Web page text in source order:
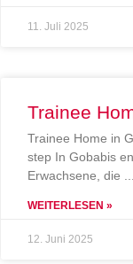
11. Juli 2025
Trainee
Trainee Home in
step In Gobabis
Erwachsene, die
WEITERLESEN »
12. Juni 2025